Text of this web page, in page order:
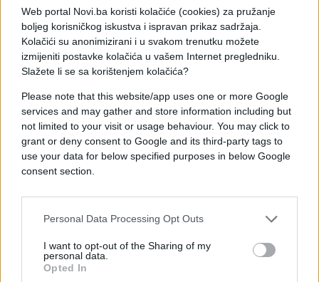
Web portal Novi.ba koristi kolačiće (cookies) za pružanje
boljeg korisničkog iskustva i ispravan prikaz sadržaja.
Kolačići su anonimizirani i u svakom trenutku možete
izmijeniti postavke kolačića u vašem Internet pregledniku.
Slažete li se sa korištenjem kolačića?
Please note that this website/app uses one or more Google
services and may gather and store information including but
not limited to your visit or usage behaviour. You may click to
grant or deny consent to Google and its third-party tags to
use your data for below specified purposes in below Google
consent section.
Personal Data Processing Opt Outs
I want to opt-out of the Sharing of my
personal data.
Opted In
sud je donio jako dobru odluku. On je zabranio
referendum u RS-u. Znači, nema potrebe da ja to
isto uradim", objasnio je Inzko.
Dok političari iz Banje Luke najavljuju kako će
izmijeniti Zakon o praznicima u skladu sa nalozima
Ustavnog suda, visoki predstavnik za BiH Valentin
Inzko kaže da nema nikakve potrebe za
referendumom.
"Referendum nema ustavnu podlogu, on nema
Inzko je rekao da Rusija uvijek podržava njegov
izvještaj pred UN-om i prihvata teritorijalnu
cjelovitost i nezavisnost BiH, a dodao je i da Rusija